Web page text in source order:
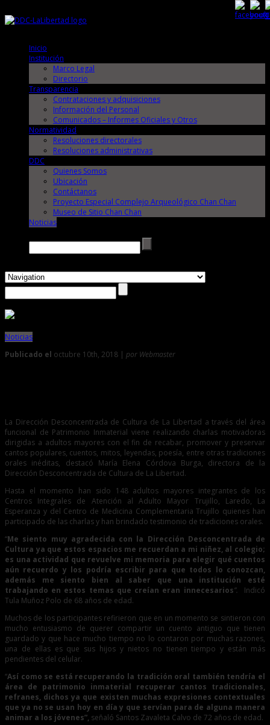
Inicio
Institución
Marco Legal
Directorio
Transparencia
Contrataciones y adquisiciones
Información del Personal
Comunicados – Informes Oficiales y Otros
Normatividad
Resoluciones directorales
Resoluciones administrativas
DDC
Quienes Somos
Ubicación
Contáctanos
Proyecto Especial Complejo Arqueológico Chan Chan
Museo de Sitio Chan Chan
Noticias
Noticias
Publicado el octubre 10th, 2018 | por Webmaster
La Dirección Desconcentrada de Cultura de La Libertad a través del área
funcional de Patrimonio Inmaterial viene realizando charlas motivadoras
dirigidas a adultos mayores con el fin de recabar, promover y preservar
cantos populares, cuentos, mitos, leyendas, poesía, entre otras tradiciones
orales inéditas, destacó María Elena Córdova Burga, directora de la
Dirección Desconcentrada de Cultura de La Libertad.
Hasta el momento han sido 148 adultos mayores integrantes de los
Centros Integrales de Atención al Adulto Mayor Trujillo, Laredo, La
Esperanza y del Centro de Medicina Complementaria Trujillo quienes han
participado de las charlas y han brindado testimonio de tradiciones orales.
“Me siento muy agradecida con la Dirección Desconcentrada de
Cultura ya que estos espacios me recuerdan a mi niñez, al colegio;
es una actividad que revuelve mi memoria para elegir qué cuentos
aún recuerdo y los podría escribir para que todos lo conozcan,
además me siento bien al saber que una institución esté
trabajando en estos temas que creían eran innecesarios”. Indicó
Tula Muñoz Polo de 68 años de edad.
Muchos de los participantes refirieron que en un momento se sintieron con
mucho entusiasmo de querer compartir un cuento antiguo que tienen
guardado y que hace mucho tiempo no lo contaron por muchas razones,
una de ellas es que sus hijos y nietos no tienen tiempo y están más
pendientes del celular.
“Así como se está recuperando la tradición oral también tendría el
área de patrimonio inmaterial recuperar cantos tradicionales,
refranes, dichos ya que existen muchas expresiones contextuales
que ya no se usan hoy en día y que servían para de alguna manera
animar a los jóvenes”, señaló Santos Zavaleta Calvo de 72 años de edad.